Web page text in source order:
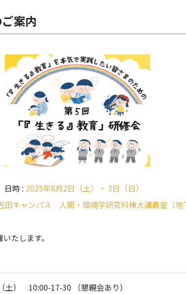
案内
日時 : 2025年8月2日（土）・ 3日（日）
田キャンパス 人間・環境学研究科棟大講義室（地
たします。
土） 10:00-17-30 （懇親会あり）